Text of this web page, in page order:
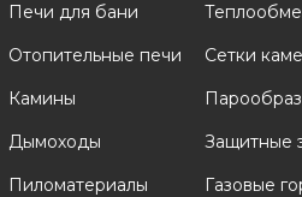
Печи для бани
Отопительные печи
Камины
Дымоходы
Пиломатериалы
Сетки
Защитные
Газовые